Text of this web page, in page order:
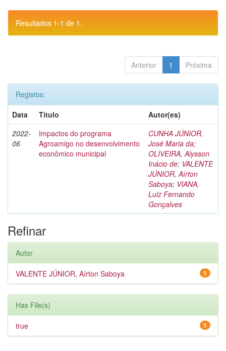
Resultados 1-1 de 1.
Anterior 1 Próxima
Registos:
Data
Título
Autor(es)
2022-
06
Impactos do programa
Agroamigo no desenvolvimento
econômico municipal
CUNHA JÚNIOR,
José Maria da;
OLIVEIRA, Alysson
Inácio de; VALENTE
JÚNIOR, Aírton
Saboya; VIANA,
Luiz Fernando
Gonçalves
Refinar
Autor
1
VALENTE JÚNIOR, Aírton Saboya
Has File(s)
1
true